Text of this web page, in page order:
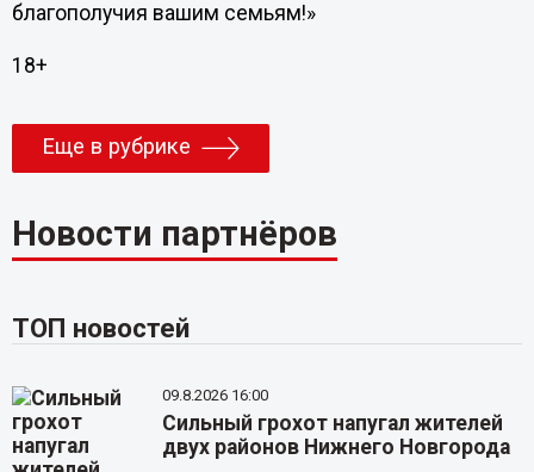
благополучия вашим семьям!»
18+
Еще в рубрике
Новости партнёров
ТОП новостей
09.8.2026 16:00
Сильный грохот напугал жителей
двух районов Нижнего Новгорода